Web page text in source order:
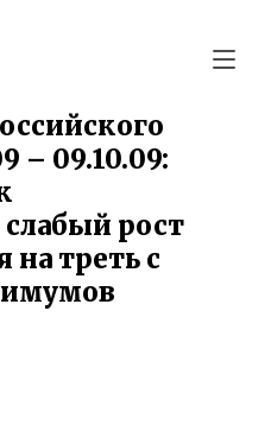
– 09.10.09:
рост
треть с